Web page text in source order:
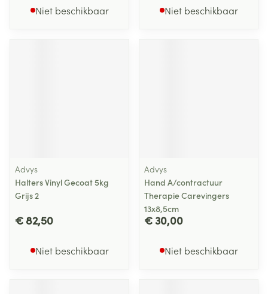
Niet beschikbaar Niet beschikbaar
Advys
Halters Vinyl Gecoat 5kg
Grijs 2
€ 82,50
Niet beschikbaar
Advys
Hand A/contractuur
Therapie Carevingers
13x8,5cm
€ 30,00
Niet beschikbaar